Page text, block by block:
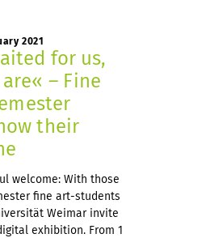
2021
for us,
– Fine
their
welcome: With those
fine art-students
Weimar invite
exhibition. From 1